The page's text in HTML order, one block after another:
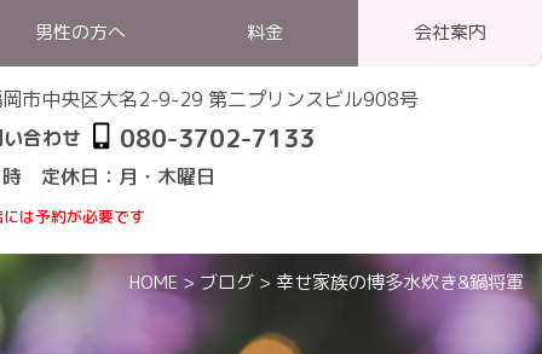
男性の方へ 料金 会社案内
市中央区大名2-9-29 第二プリンスビル908号
合わせ
080-3702-7133
定休日：月・木曜日
は予約が必要です
HOME > ブログ > 幸せ家族の博多水炊き&鍋将軍